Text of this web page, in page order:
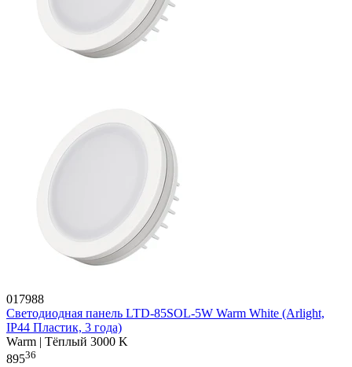
017988
Светодиодная панель LTD-85SOL-5W Warm White (Arlight,
IP44 Пластик, 3 года)
Warm | Тёплый 3000 K
89536